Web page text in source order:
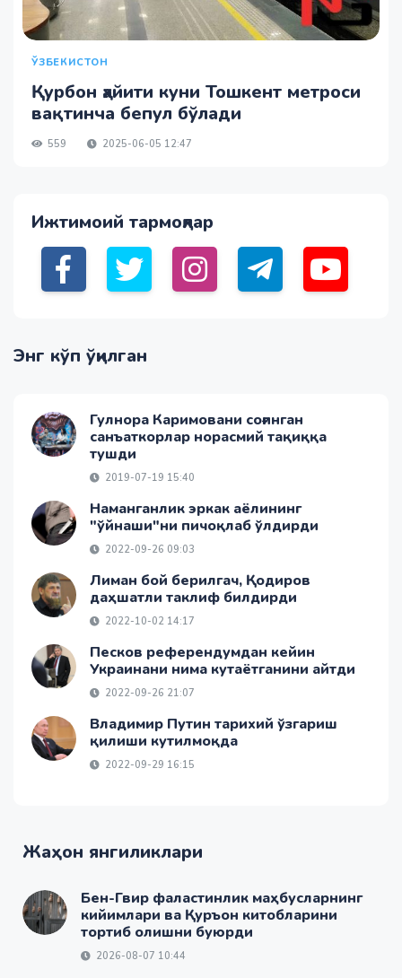
ЎЗБЕКИСТОН
Қурбон ҳайити куни Тошкент метроси
вақтинча бепул бўлади
559 2025-06-05 12:47
Ижтимоий тармоқлар
Энг кўп ўқилган
Гулнора Каримовани соғинган
санъаткорлар норасмий тақиққа
тушди
2019-07-19 15:40
Наманганлик эркак аёлининг
"ўйнаши"ни пичоқлаб ўлдирди
2022-09-26 09:03
Лиман бой берилгач, Қодиров
даҳшатли таклиф билдирди
2022-10-02 14:17
Песков референдумдан кейин
Украинани нима кутаётганини айтди
2022-09-26 21:07
Владимир Путин тарихий ўзгариш
қилиши кутилмоқда
2022-09-29 16:15
Жаҳон янгиликлари
Бен-Гвир фаластинлик маҳбусларнинг
кийимлари ва Қуръон китобларини
тортиб олишни буюрди
2026-08-07 10:44